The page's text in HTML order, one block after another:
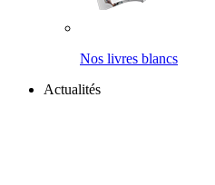
Nos livres blancs
Actualités